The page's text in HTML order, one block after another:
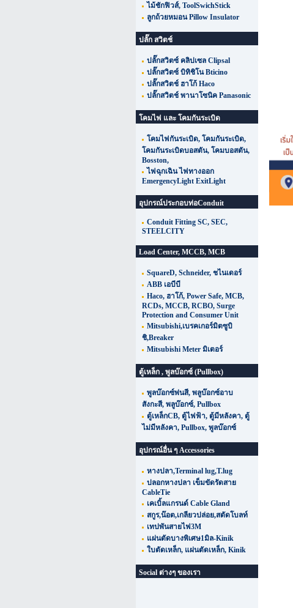
ไม้ชักฟิวส์, ToolSwichStick
ลูกถ้วยหมอน Pillow Insulator
ปลั๊ก สวิตช์
ปลั๊กสวิตซ์ คลิปเซล Clipsal
ปลั๊กสวิตซ์ บิทิชิโน Bticino
ปลั๊กสวิตช์ ฮาโก้ Haco
ปลั๊กสวิตช์ พานาโซนิค Panasonic
โคมไฟ และ โคมกันระเบิด
โคมไฟกันระเบิด, โคมกันระเบิด,
โคมกันระเบิดบอสตัน, โคมบอสตัน,
Bosston,
ไฟฉุกเฉิน ไฟทางออก
EmergencyLight ExitLight
อุปกรณ์ประกอบท่อConduit
Conduit Fitting SC, SEC,
STEELCITY
Load Center, MCCB, MCB
SquareD, Schneider, ชไนเดอร์
ABB เอบีบี
Haco, ฮาโก้, Power Safe, MCB,
RCDs, MCCB, RCBO, Surge
Protection and Consumer Unit
Mitsubishi,เบรคเกอร์มิตซูบิ
ชิ,Breaker
Mitsubishi Meter มิเตอร์
ตู้เหล็ก , พูลบ๊อกซ์ (Pullbox)
พูลบ๊อกซ์พ่นสี, พลูบ๊อกซ์อาบ
สังกะสี, พลูบ๊อกซ์, Pullbox
ตู้เหล็กCB, ตู้ไฟฟ้า, ตู้มีหลังคา, ตู้
ไม่มีหลังคา, Pullbox, พูลบ๊อกซ์
อุปกรณ์อื่น ๆ Accessories
หางปลา,Terminal lug,T.lug
ปลอกหางปลา เข็มขัดรัดสาย
CableTie
เคเบิ้ลแกรนด์ Cable Gland
สกูร,น๊อต,เกลียวปล่อย,สตัดโบลท์
เทปพันสายไฟ3M
แผ่นตัดบางพิเศษ1มิล-Kinik
ใบตัดเหล็ก, แผ่นตัดเหล็ก, Kinik
Social ต่างๆ ของเรา